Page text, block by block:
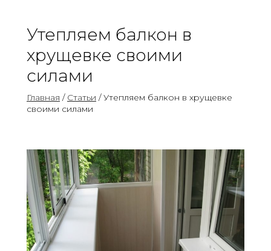
Утепляем балкон в
хрущевке своими
силами
Главная / Статьи / Утепляем балкон в хрущевке
своими силами